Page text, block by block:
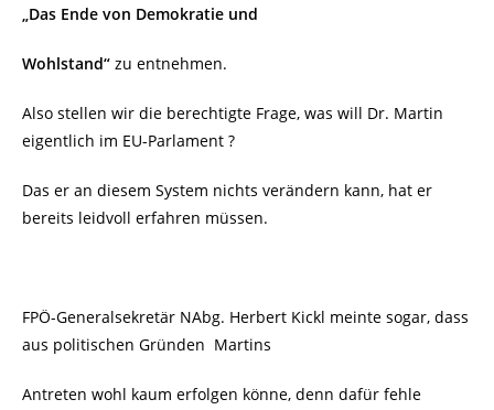
„Das Ende von Demokratie und
Wohlstand“ zu entnehmen.
Also stellen wir die berechtigte Frage, was will Dr. Martin
eigentlich im EU-Parlament ?
Das er an diesem System nichts verändern kann, hat er
bereits leidvoll erfahren müssen.
FPÖ-Generalsekretär NAbg. Herbert Kickl meinte sogar, dass
aus politischen Gründen Martins
Antreten wohl kaum erfolgen könne, denn dafür fehle